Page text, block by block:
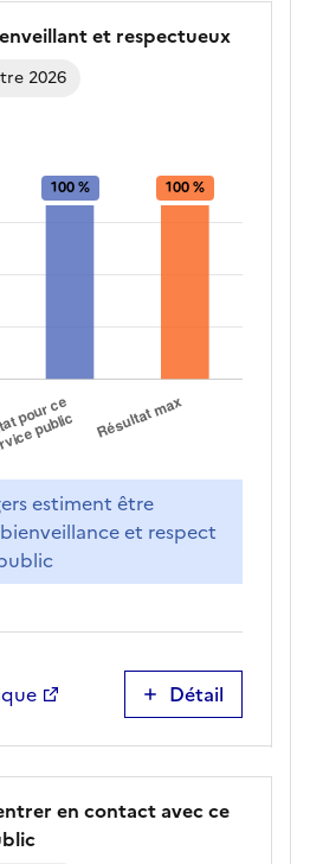
et respectueux
2026
estiment être
et respect
Détail
Accueil
en contact avec ce